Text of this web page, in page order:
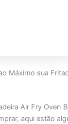
Máximo sua
Air Fry Oven
aqui estão